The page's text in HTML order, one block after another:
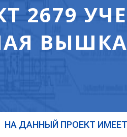
2679
НА ДАННЫЙ ПРОЕКТ